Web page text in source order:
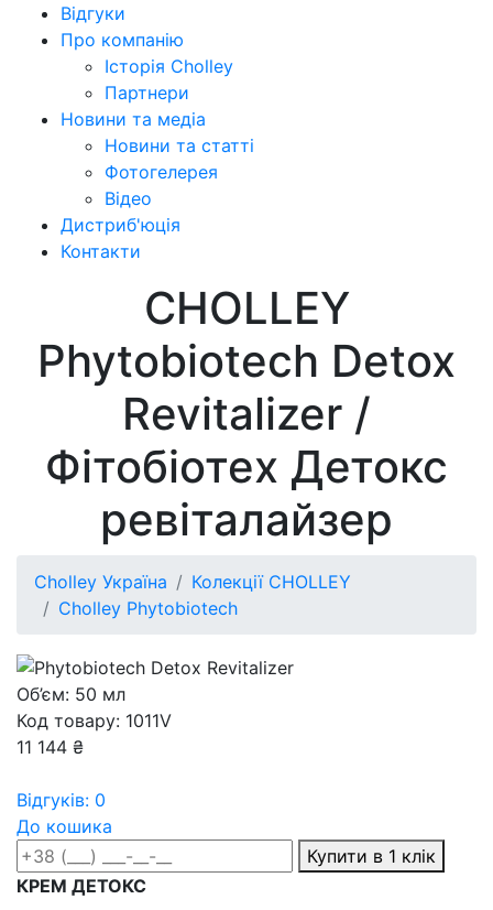
Відгуки
Про компанію
Історія Cholley
Партнери
Новини та медіа
Новини та статті
Фотогелерея
Відео
Дистриб'юція
Контакти
CHOLLEY
Phytobiotech Detox
Revitalizer /
Фітобіотех Детокс
ревіталайзер
Cholley Україна
Колекції CHOLLEY
Cholley Phytobiotech
Об’єм: 50 мл
Код товару: 1011V
11 144 ₴
Відгуків: 0
До кошика
Купити в 1 клік
КРЕМ ДЕТОКС